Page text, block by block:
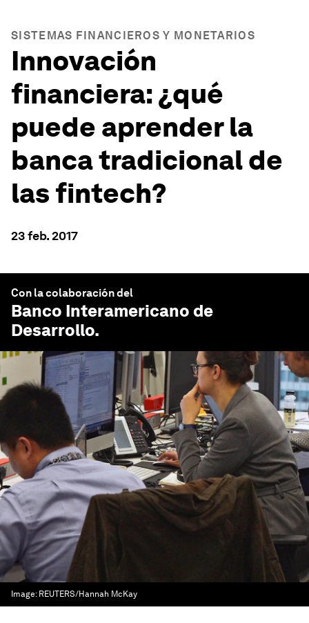
SISTEMAS FINANCIEROS Y MONETARIOS
Innovación
financiera: ¿qué
puede aprender la
banca tradicional de
las fintech?
23 feb. 2017
Con la colaboración del
Banco Interamericano de
Desarrollo.
Image: REUTERS/Hannah McKay